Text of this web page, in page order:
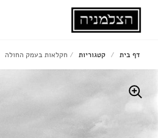
דף בית / קטגוריות / חקלאות בעמק החולה